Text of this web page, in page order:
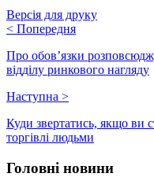
Версія для друку
< Попередня
Про обов’язки
відділу ринкового нагляду
Наступна >
Куди звертатись, якщо ви
торгівлі людьми
Головні новини